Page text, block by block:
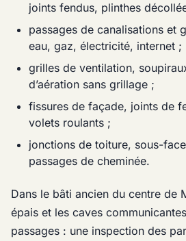
joints fendus, plinthes
passages de canalisations et
eau, gaz, électricité, internet ;
grilles de ventilation,
d’aération sans grillage ;
fissures de façade, joints de
volets roulants ;
jonctions de toiture, sous-
passages de cheminée.
Dans le bâti ancien du centre de
épais et les caves
passages : une inspection des